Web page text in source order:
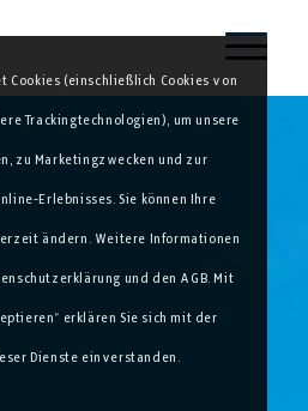
Cookies (einschließlich Cookies von
Trackingtechnologien), um unsere
zu Marketingzwecken und zur
Erlebnisses. Sie können Ihre
ändern. Weitere Informationen
und den AGB. Mit
erklären Sie sich mit der
Dienste einverstanden.